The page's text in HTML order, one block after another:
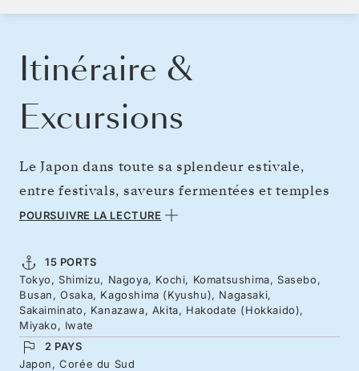
Itinéraire &
Excursions
Le Japon dans toute sa splendeur estivale,
entre festivals, saveurs fermentées et temples
paisibles. Une exploration du Japon du nord au
découverte de traditions séculaires, de rues de
l’époque d’Edo, de châteaux perchés et de
villes vibrantes. Traversez jusqu’à Busan et ses
temples bouddhistes, avant de conclure ce
voyage de trois semaines au pays du Soleil-
POURSUIVRE LA LECTURE
15 PORTS
Tokyo, Shimizu, Nagoya, Kochi, Komatsushima, Sasebo,
Busan, Osaka, Kagoshima (Kyushu), Nagasaki,
Sakaiminato, Kanazawa, Akita, Hakodate (Hokkaido),
Miyako, Iwate
2 PAYS
Japon, Corée du Sud